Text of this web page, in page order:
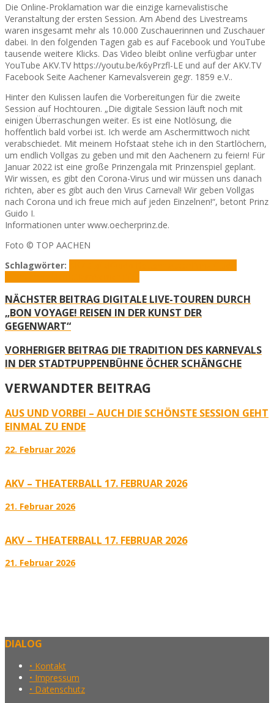
Die Online-Proklamation war die einzige karnevalistische
Veranstaltung der ersten Session. Am Abend des Livestreams
waren insgesamt mehr als 10.000 Zuschauerinnen und Zuschauer
dabei. In den folgenden Tagen gab es auf Facebook und YouTube
tausende weitere Klicks. Das Video bleibt online verfügbar unter
YouTube AKV.TV https://youtu.be/k6yPrzfl-LE und auf der AKV.TV
Facebook Seite Aachener Karnevalsverein gegr. 1859 e.V..
Hinter den Kulissen laufen die Vorbereitungen für die zweite
Session auf Hochtouren. „Die digitale Session läuft noch mit
einigen Überraschungen weiter. Es ist eine Notlösung, die
hoffentlich bald vorbei ist. Ich werde am Aschermittwoch nicht
verabschiedet. Mit meinem Hofstaat stehe ich in den Startlöchern,
um endlich Vollgas zu geben und mit den Aachenern zu feiern! Für
Januar 2022 ist eine große Prinzengala mit Prinzenspiel geplant.
Wir wissen, es gibt den Corona-Virus und wir müssen uns danach
richten, aber es gibt auch den Virus Carneval! Wir geben Vollgas
nach Corona und ich freue mich auf jeden Einzelnen!“, betont Prinz
Guido I.
Informationen unter www.oecherprinz.de.
Foto © TOP AACHEN
Schlagwörter:
NÄCHSTER BEITRAG DIGITALE LIVE-TOUREN DURCH
„BON VOYAGE! REISEN IN DER KUNST DER
GEGENWART“
VORHERIGER BEITRAG DIE TRADITION DES KARNEVALS
IN DER STADTPUPPENBÜHNE ÖCHER SCHÄNGCHE
VERWANDTER BEITRAG
AUS UND VORBEI – AUCH DIE SCHÖNSTE SESSION GEHT
EINMAL ZU ENDE
22. Februar 2026
AKV – THEATERBALL 17. FEBRUAR 2026
21. Februar 2026
AKV – THEATERBALL 17. FEBRUAR 2026
21. Februar 2026
DIALOG
• Kontakt
• Impressum
• Datenschutz